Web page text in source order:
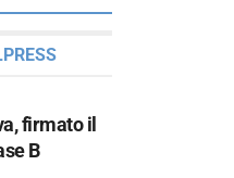
firmato il
B